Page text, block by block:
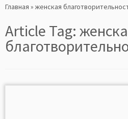
toГлавная » женская
Article Tag: